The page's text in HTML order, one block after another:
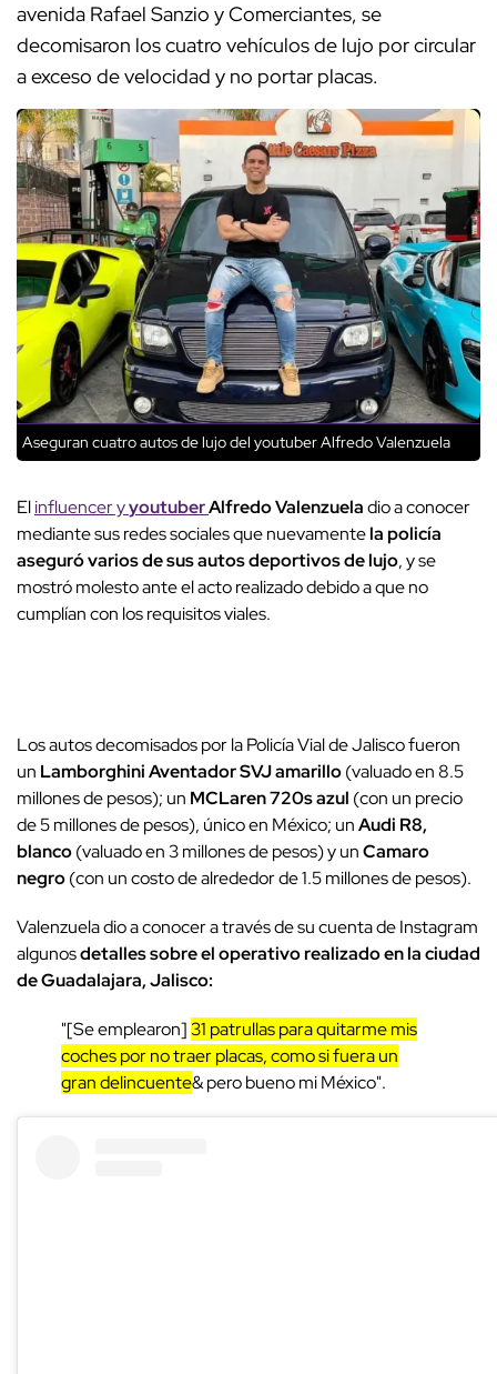
avenida Rafael Sanzio y Comerciantes, se
decomisaron los cuatro vehículos de lujo por circular
a exceso de velocidad y no portar placas.
Aseguran cuatro autos de lujo del youtuber Alfredo Valenzuela
Elinfluencer yyoutuberAlfredo Valenzueladio a conocer
mediante sus redes sociales que nuevamentela policía
aseguró varios de sus autos deportivos de lujo, y se
mostró molesto ante el acto realizado debido a que no
cumplían con los requisitos viales.
Los autos decomisados por la Policía Vial de Jalisco fueron
un Lamborghini Aventador SVJ amarillo(valuado en 8.5
millones de pesos); un MCLaren 720s azul (con un precio
de 5 millones de pesos), único en México; unAudi R8,
blanco(valuado en 3 millones de pesos) y unCamaro
negro(con un costo de alrededor de 1.5 millones de pesos).
Valenzuela dio a conocer a través de su cuenta de Instagram
algunosdetalles sobre el operativo realizado en la ciudad
de Guadalajara, Jalisco:
"[Se emplearon]31 patrullas para quitarme mis
coches por no traer placas, como si fuera un
gran delincuente& pero bueno mi México".